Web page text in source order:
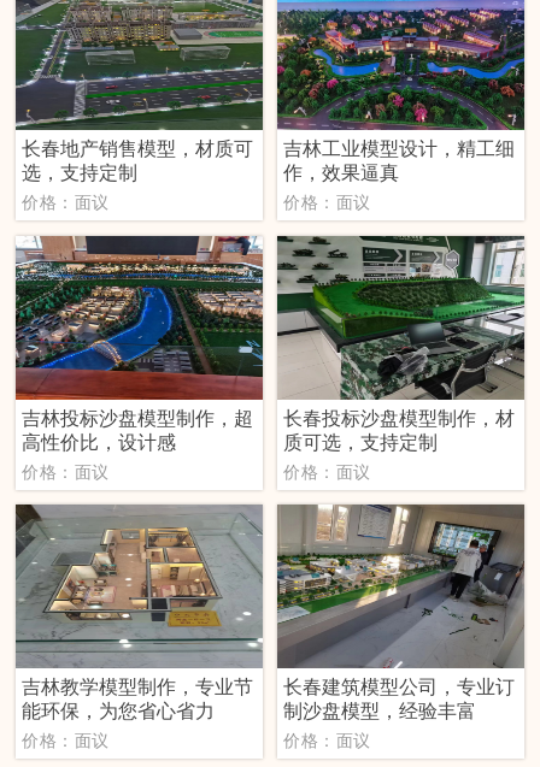
长春地产销售模型，材质可
选，支持定制
价格：面议
吉林工业模型设计，精工细
作，效果逼真
价格：面议
吉林投标沙盘模型制作，超
高性价比，设计感
价格：面议
长春投标沙盘模型制作，材
质可选，支持定制
价格：面议
吉林教学模型制作，专业节
能环保，为您省心省力
价格：面议
长春建筑模型公司，专业订
制沙盘模型，经验丰富
价格：面议